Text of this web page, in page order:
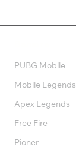
PUBG Mobile
Mobile Legends
Apex Legends
Free Fire
Pioner